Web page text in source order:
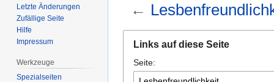
←
Navigation
springen
Suche
springen
Links auf diese Seite
Seite:
Letzte Änderungen
Zufällige Seite
Hilfe
Impressum
Werkzeuge
Spezialseiten